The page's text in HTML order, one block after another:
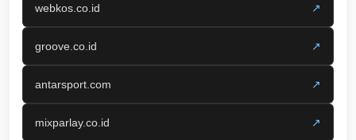
webkos.co.id ↗
groove.co.id ↗
antarsport.com ↗
mixparlay.co.id ↗